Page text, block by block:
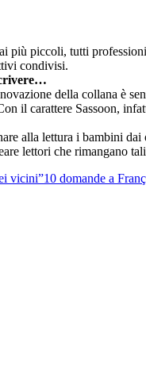
piccoli, tutti
condivisi.
della collana è
il carattere Sassoon,
alla lettura i bambini
lettori che rimangano
vicini”10 domande a